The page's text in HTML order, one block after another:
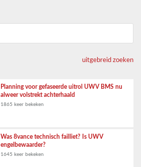
uitgebreid zoeken
Planning voor gefaseerde uitrol UWV BMS nu
alweer volstrekt achterhaald
1865 keer bekeken
Was 8vance technisch failliet? Is UWV
engelbewaarder?
1645 keer bekeken